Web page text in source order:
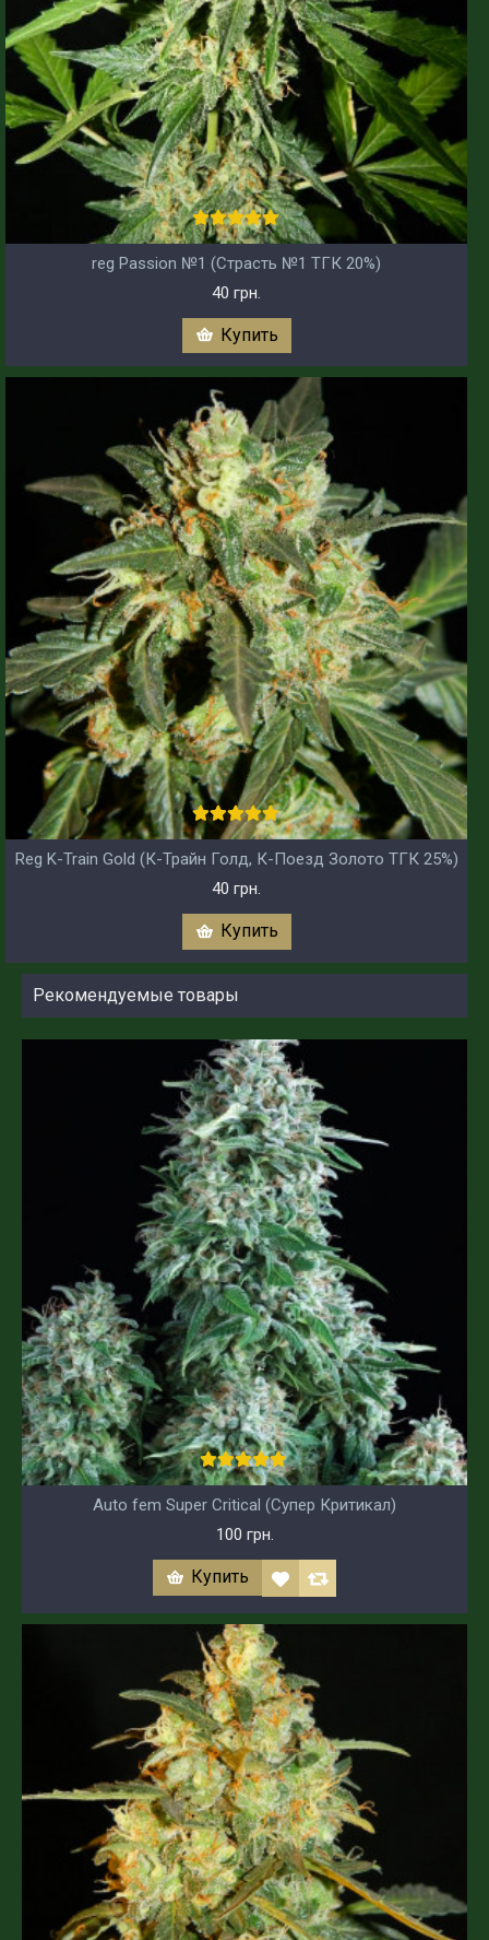
reg Passion №1 (Страсть №1 ТГК 20%)
40 грн.
Купить
Reg K-Train Gold (К-Трайн Голд, К-Поезд Золото ТГК 25%)
40 грн.
Купить
Рекомендуемые товары
Auto fem Super Critical (Супер Критикал)
100 грн.
Купить